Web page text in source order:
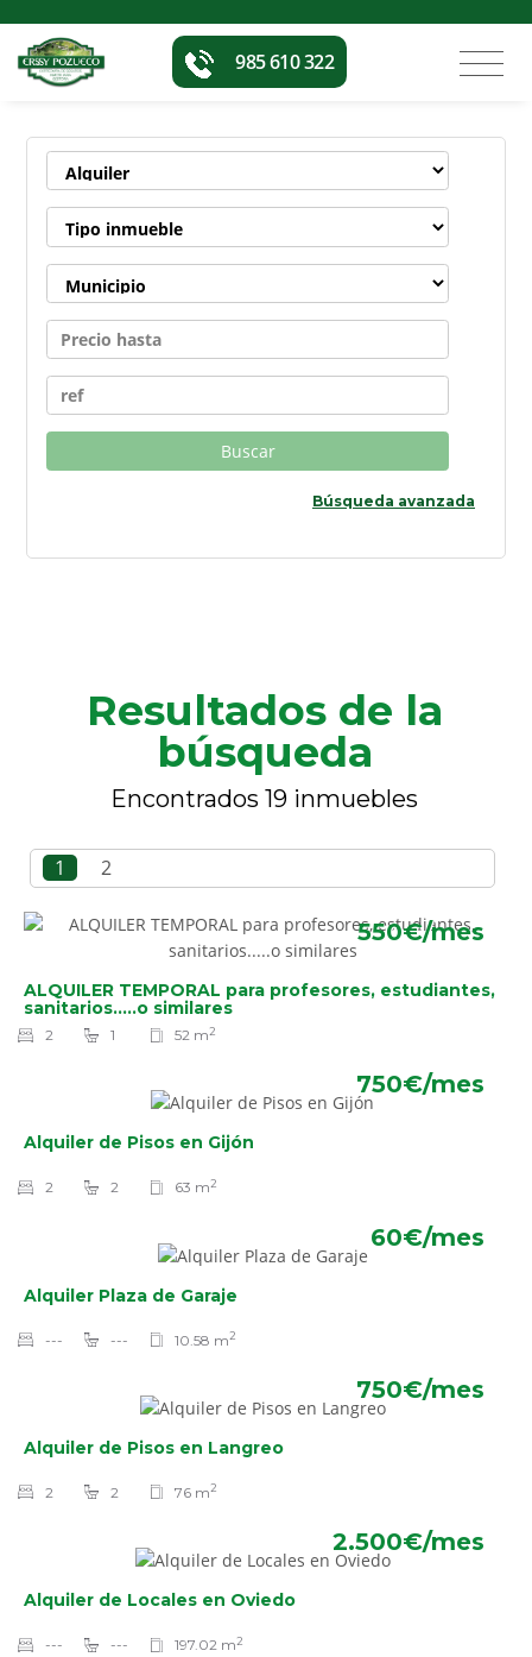
985 610 322
Búsqueda avanzada
Buscar
Resultados de la
búsqueda
Encontrados 19 inmuebles
1 2
ALQUILER TEMPORAL para profesores, estudiantes,
sanitarios.....o similares
2 1 52 m2
550€/mes
Alquiler de Pisos en Gijón
2 2 63 m2
750€/mes
Alquiler Plaza de Garaje
--- --- 10.58 m2
60€/mes
Alquiler de Pisos en Langreo
2 2 76 m2
750€/mes
Alquiler de Locales en Oviedo
--- --- 197.02 m2
2.500€/mes